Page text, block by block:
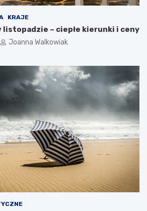
KRAJE
listopadzie – ciepłe kierunki i ceny
Joanna Walkowiak